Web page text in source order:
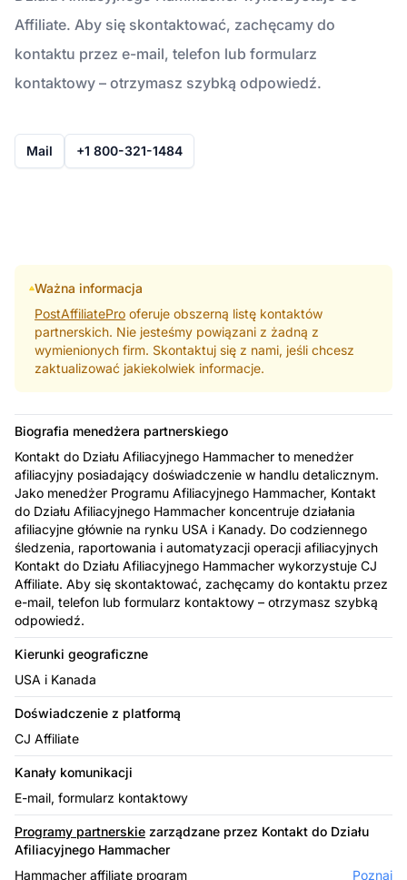
Affiliate. Aby się skontaktować, zachęcamy do
kontaktu przez e-mail, telefon lub formularz
kontaktowy – otrzymasz szybką odpowiedź.
Mail +1 800-321-1484
Ważna informacja
PostAffiliatePro oferuje obszerną listę kontaktów
partnerskich. Nie jesteśmy powiązani z żadną z
wymienionych firm. Skontaktuj się z nami, jeśli chcesz
zaktualizować jakiekolwiek informacje.
Biografia menedżera partnerskiego
Kontakt do Działu Afiliacyjnego Hammacher to menedżer
afiliacyjny posiadający doświadczenie w handlu detalicznym.
Jako menedżer Programu Afiliacyjnego Hammacher, Kontakt
do Działu Afiliacyjnego Hammacher koncentruje działania
afiliacyjne głównie na rynku USA i Kanady. Do codziennego
śledzenia, raportowania i automatyzacji operacji afiliacyjnych
Kontakt do Działu Afiliacyjnego Hammacher wykorzystuje CJ
Affiliate. Aby się skontaktować, zachęcamy do kontaktu przez
e-mail, telefon lub formularz kontaktowy – otrzymasz szybką
odpowiedź.
Kierunki geograficzne
USA i Kanada
Doświadczenie z platformą
CJ Affiliate
Kanały komunikacji
E-mail, formularz kontaktowy
Programy partnerskie zarządzane przez Kontakt do Działu
Afiliacyjnego Hammacher
Hammacher affiliate program
Poznaj